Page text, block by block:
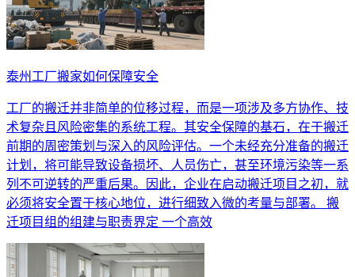
泰州工厂搬家如何保障安全
工厂的搬迁并非简单的位移过程，而是一项涉及多方协作、技
术复杂且风险密集的系统工程。其安全保障的基石，在于搬迁
前期的周密策划与深入的风险评估。一个未经充分准备的搬迁
计划，将可能导致设备损坏、人员伤亡，甚至环境污染等一系
列不可逆转的严重后果。因此，企业在启动搬迁项目之初，就
必须将安全置于核心地位，进行细致入微的考量与部署。 搬
迁项目组的组建与职责界定 一个高效